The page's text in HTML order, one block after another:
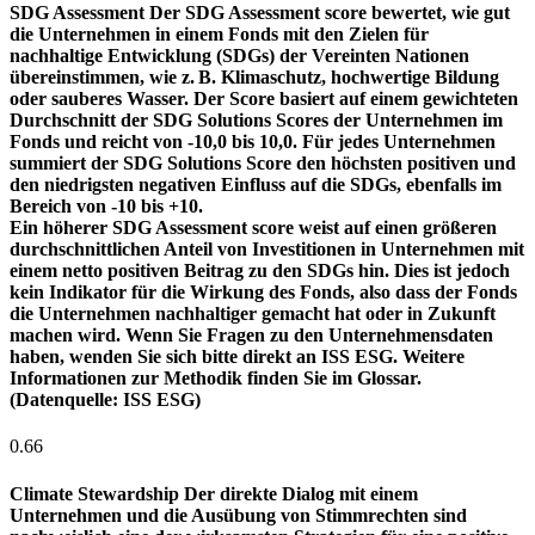
SDG Assessment Der SDG Assessment score bewertet, wie gut
die Unternehmen in einem Fonds mit den Zielen für
nachhaltige Entwicklung (SDGs) der Vereinten Nationen
übereinstimmen, wie z. B. Klimaschutz, hochwertige Bildung
oder sauberes Wasser. Der Score basiert auf einem gewichteten
Durchschnitt der SDG Solutions Scores der Unternehmen im
Fonds und reicht von -10,0 bis 10,0. Für jedes Unternehmen
summiert der SDG Solutions Score den höchsten positiven und
den niedrigsten negativen Einfluss auf die SDGs, ebenfalls im
Bereich von -10 bis +10.
Ein höherer SDG Assessment score weist auf einen größeren
durchschnittlichen Anteil von Investitionen in Unternehmen mit
einem netto positiven Beitrag zu den SDGs hin. Dies ist jedoch
kein Indikator für die Wirkung des Fonds, also dass der Fonds
die Unternehmen nachhaltiger gemacht hat oder in Zukunft
machen wird. Wenn Sie Fragen zu den Unternehmensdaten
haben, wenden Sie sich bitte direkt an ISS ESG. Weitere
Informationen zur Methodik finden Sie im Glossar.
(Datenquelle: ISS ESG)
0.66
Climate Stewardship Der direkte Dialog mit einem
Unternehmen und die Ausübung von Stimmrechten sind